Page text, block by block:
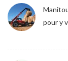
pour y